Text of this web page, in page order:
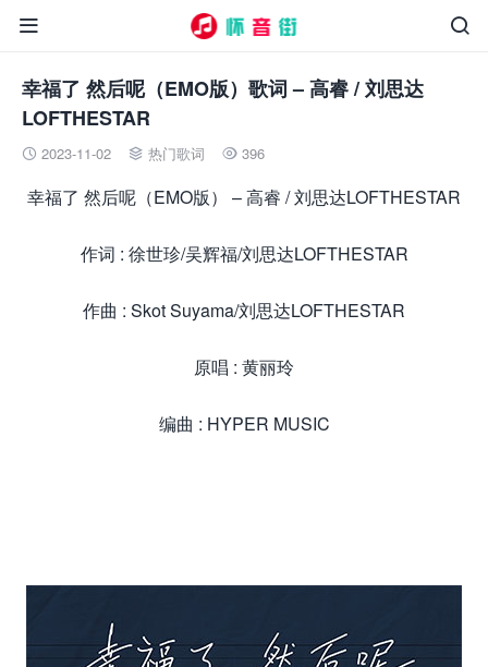


幸福了 然后呢（EMO版）歌词 – 高睿 / 刘思达
LOFTHESTAR
 2023-11-02  热门歌词  396
幸福了 然后呢（EMO版） – 高睿 / 刘思达LOFTHESTAR
作词 : 徐世珍/吴辉福/刘思达LOFTHESTAR
作曲 : Skot Suyama/刘思达LOFTHESTAR
原唱 : 黄丽玲
编曲 : HYPER MUSIC